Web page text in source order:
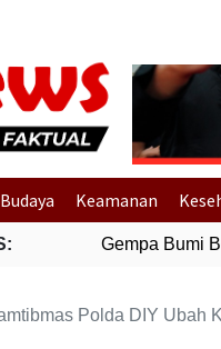
Keamanan
Gempa Bumi
Polda DIY Ubah